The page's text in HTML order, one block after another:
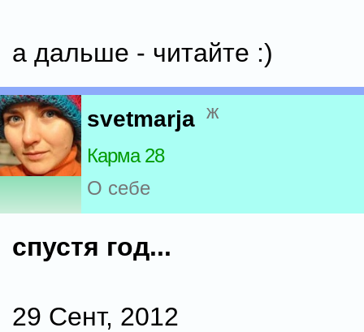
а дальше - читайте :)
svetmarja ж
Карма 28
О себе
спустя год...
29 Сент, 2012